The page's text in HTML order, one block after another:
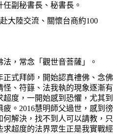
副秘書長、秘書長。
大陸交流、關懷台商約100
，常念「觀世音菩薩」。
正式拜師，開始認真禮佛、念佛
、符籙、法我執的現象逐漸有
度，一開始感到恐懼，尤其到
。2016慧明師父過世，感到徬
解決，找不到人可以請教，只
超度的法界眾生正是我實戰經